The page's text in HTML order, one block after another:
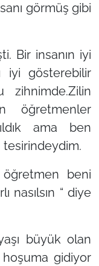
görmüş gibi
Bir insanın iyi
iyi gösterebilir
öğretmenler
ama ben
tesirindeydim.
beni
nasılsın “ diye
büyük olan
hoşuma gidiyor